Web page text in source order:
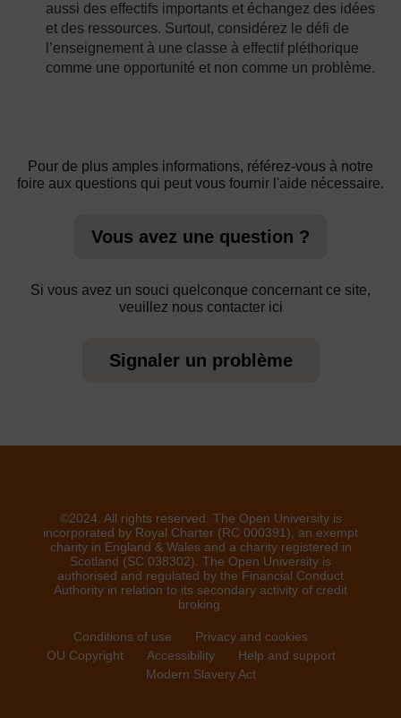
aussi des effectifs importants et échangez des idées
et des ressources. Surtout, considérez le défi de
l’enseignement à une classe à effectif pléthorique
comme une opportunité et non comme un problème.
Pour de plus amples informations, référez-vous à notre
foire aux questions qui peut vous fournir l'aide nécessaire.
Vous avez une question ?
Si vous avez un souci quelconque concernant ce site,
veuillez nous contacter ici
Signaler un problème
©2024. All rights reserved. The Open University is
incorporated by Royal Charter (RC 000391), an exempt
charity in England & Wales and a charity registered in
Scotland (SC 038302). The Open University is
authorised and regulated by the Financial Conduct
Authority in relation to its secondary activity of credit
broking.
Conditions of use
Privacy and cookies
OU Copyright
Accessibility
Help and support
Modern Slavery Act